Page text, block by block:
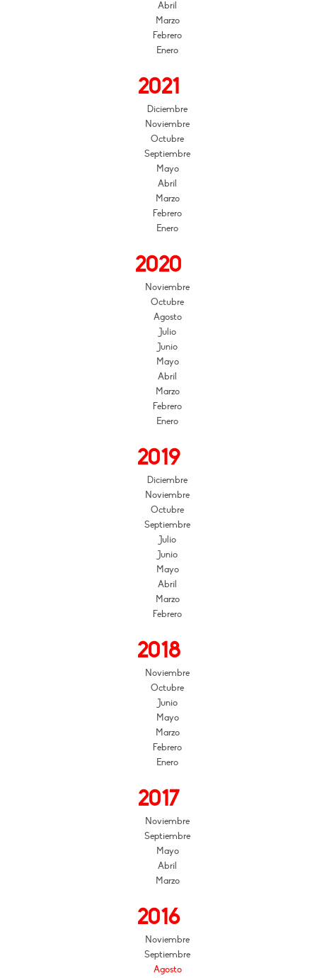
Abril
Marzo
Febrero
Enero
2021
Diciembre
Noviembre
Octubre
Septiembre
Mayo
Abril
Marzo
Febrero
Enero
2020
Noviembre
Octubre
Agosto
Julio
Junio
Mayo
Abril
Marzo
Febrero
Enero
2019
Diciembre
Noviembre
Octubre
Septiembre
Julio
Junio
Mayo
Abril
Marzo
Febrero
2018
Noviembre
Octubre
Junio
Mayo
Marzo
Febrero
Enero
2017
Noviembre
Septiembre
Mayo
Abril
Marzo
2016
Noviembre
Septiembre
Agosto